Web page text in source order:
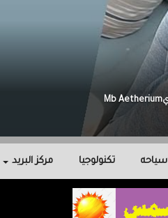
سياحه تكنولوجيا مركز البريد